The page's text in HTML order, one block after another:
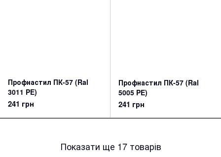
Профнастил ПК-57 (Ral
3011 PE)
241 грн
Профнастил ПК-57 (Ral
5005 PE)
241 грн
Показати ще 17 товарів